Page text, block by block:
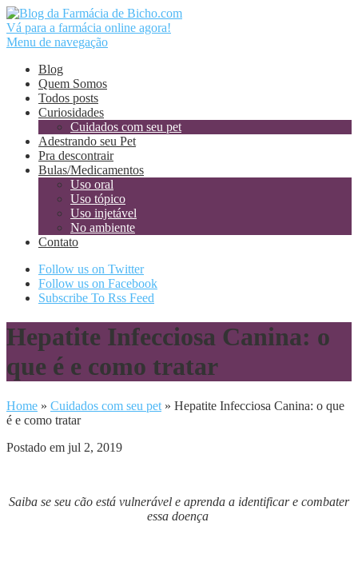
Vá para a farmácia online agora!
Menu de navegação
Blog
Quem Somos
Todos posts
Curiosidades
Cuidados com seu pet
Adestrando seu Pet
Pra descontrair
Bulas/Medicamentos
Uso oral
Uso tópico
Uso injetável
No ambiente
Contato
Follow us on Twitter
Follow us on Facebook
Subscribe To Rss Feed
Hepatite Infecciosa Canina: o
que é e como tratar
Home » Cuidados com seu pet » Hepatite Infecciosa Canina: o que
é e como tratar
Postado em jul 2, 2019
Saiba se seu cão está vulnerável e aprenda a identificar e combater
essa doença